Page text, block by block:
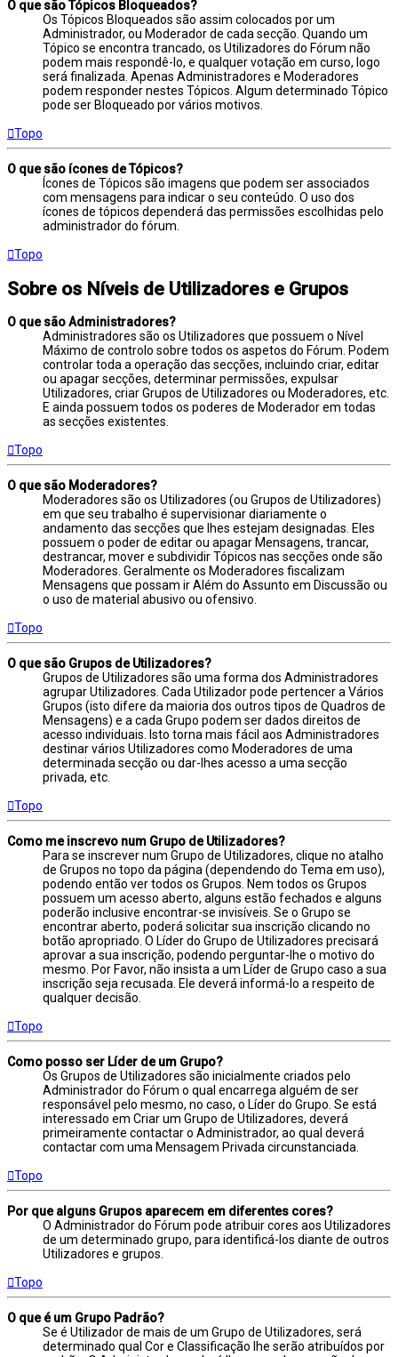
O que são Tópicos Bloqueados?
Os Tópicos Bloqueados são assim colocados por um
Administrador, ou Moderador de cada secção. Quando um
Tópico se encontra trancado, os Utilizadores do Fórum não
podem mais respondê-lo, e qualquer votação em curso, logo
será finalizada. Apenas Administradores e Moderadores
podem responder nestes Tópicos. Algum determinado Tópico
pode ser Bloqueado por vários motivos.
Topo
O que são ícones de Tópicos?
Ícones de Tópicos são imagens que podem ser associados
com mensagens para indicar o seu conteúdo. O uso dos
ícones de tópicos dependerá das permissões escolhidas pelo
administrador do fórum.
Topo
Sobre os Níveis de Utilizadores e Grupos
O que são Administradores?
Administradores são os Utilizadores que possuem o Nível
Máximo de controlo sobre todos os aspetos do Fórum. Podem
controlar toda a operação das secções, incluindo criar, editar
ou apagar secções, determinar permissões, expulsar
Utilizadores, criar Grupos de Utilizadores ou Moderadores, etc.
E ainda possuem todos os poderes de Moderador em todas
as secções existentes.
Topo
O que são Moderadores?
Moderadores são os Utilizadores (ou Grupos de Utilizadores)
em que seu trabalho é supervisionar diariamente o
andamento das secções que lhes estejam designadas. Eles
possuem o poder de editar ou apagar Mensagens, trancar,
destrancar, mover e subdividir Tópicos nas secções onde são
Moderadores. Geralmente os Moderadores fiscalizam
Mensagens que possam ir Além do Assunto em Discussão ou
o uso de material abusivo ou ofensivo.
Topo
O que são Grupos de Utilizadores?
Grupos de Utilizadores são uma forma dos Administradores
agrupar Utilizadores. Cada Utilizador pode pertencer a Vários
Grupos (isto difere da maioria dos outros tipos de Quadros de
Mensagens) e a cada Grupo podem ser dados direitos de
acesso individuais. Isto torna mais fácil aos Administradores
destinar vários Utilizadores como Moderadores de uma
determinada secção ou dar-lhes acesso a uma secção
privada, etc.
Topo
Como me inscrevo num Grupo de Utilizadores?
Para se inscrever num Grupo de Utilizadores, clique no atalho
de Grupos no topo da página (dependendo do Tema em uso),
podendo então ver todos os Grupos. Nem todos os Grupos
possuem um acesso aberto, alguns estão fechados e alguns
poderão inclusive encontrar-se invisíveis. Se o Grupo se
encontrar aberto, poderá solicitar sua inscrição clicando no
botão apropriado. O Líder do Grupo de Utilizadores precisará
aprovar a sua inscrição, podendo perguntar-lhe o motivo do
mesmo. Por Favor, não insista a um Líder de Grupo caso a sua
inscrição seja recusada. Ele deverá informá-lo a respeito de
qualquer decisão.
Topo
Como posso ser Líder de um Grupo?
Os Grupos de Utilizadores são inicialmente criados pelo
Administrador do Fórum o qual encarrega alguém de ser
responsável pelo mesmo, no caso, o Líder do Grupo. Se está
interessado em Criar um Grupo de Utilizadores, deverá
primeiramente contactar o Administrador, ao qual deverá
contactar com uma Mensagem Privada circunstanciada.
Topo
Por que alguns Grupos aparecem em diferentes cores?
O Administrador do Fórum pode atribuir cores aos Utilizadores
de um determinado grupo, para identificá-los diante de outros
Utilizadores e grupos.
Topo
O que é um Grupo Padrão?
Se é Utilizador de mais de um Grupo de Utilizadores, será
determinado qual Cor e Classificação lhe serão atribuídos por